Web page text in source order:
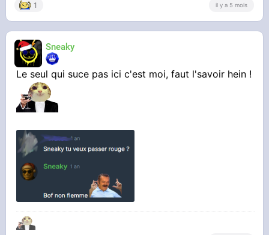
1 il y a 5 mois
Sneaky
Le seul qui suce pas ici c'est moi, faut l'savoir hein !